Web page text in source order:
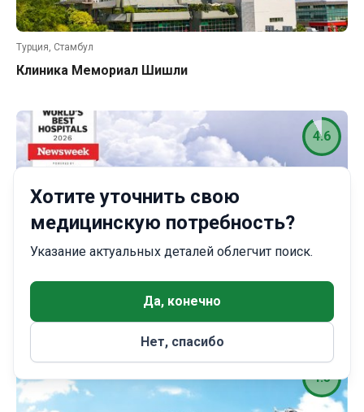
Турция, Стамбул
Клиника Мемориал Шишли
Турция, Стамбул
Клиника Анадолу (Anadolu)
4.6
4.5
Хотите уточнить свою
медицинскую потребность?
Указание актуальных деталей облегчит поиск.
Да, конечно
Нет, спасибо